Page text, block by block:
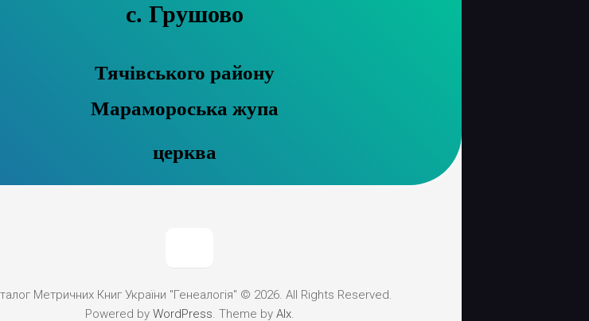
с. Грушово
Тячівського району
Марамороська жупа
церква
Метричних Книг України "Генеалогія" © 2026. All Rights Reserved.
Powered by WordPress. Theme by Alx.